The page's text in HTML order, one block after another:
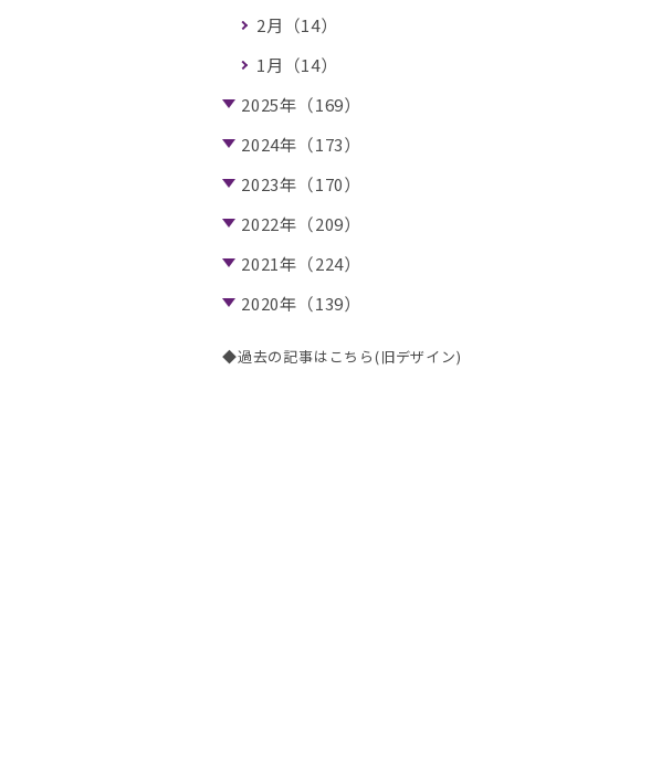
2月（14）
1月（14）
2025年（169）
2024年（173）
2023年（170）
2022年（209）
2021年（224）
2020年（139）
◆過去の記事はこちら(旧デザイン)